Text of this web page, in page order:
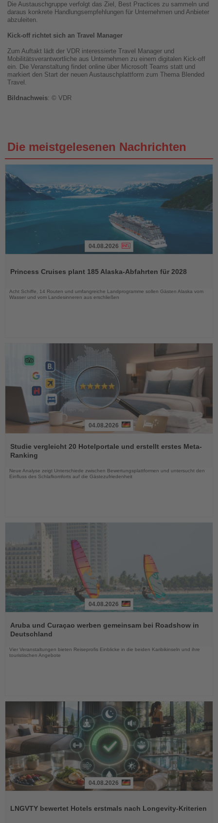
Die Austauschgruppe verfolgt das Ziel, Best Practices zu sammeln und
daraus konkrete Handlungsempfehlungen für Unternehmen und Anbieter
abzuleiten.
Kick-off richtet sich an Travel Manager
Zum Auftakt lädt der VDR interessierte Travel Manager und
Mobilitätsverantwortliche aus Unternehmen zu einem digitalen Kick-off
ein. Die Veranstaltung findet online über Microsoft Teams statt und
markiert den Start der neuen Austauschplattform zum Thema Blended
Travel.
Bildnachweis: © VDR
Die meistgelesenen Nachrichten
die
04.08.2026
Princess Cruises plant 185 Alaska-Abfahrten für 2028
Acht Schiffe, 14 Routen und umfangreiche Landprogramme sollen Gästen Alaska vom
Wasser und vom Landesinneren aus erschließen
Sie
die
Nachrichten
04.08.2026
Studie vergleicht 20 Hotelportale und erstellt erstes Meta-
Ranking
Neue Analyse zeigt Unterschiede zwischen Bewertungsplattformen und untersucht den
Einfluss des Schlafkomforts auf die Gästezufriedenheit
Sie
die
04.08.2026
Aruba und Curaçao werben gemeinsam bei Roadshow in
Deutschland
Vier Veranstaltungen bieten Reiseprofis Einblicke in die beiden Karibikinseln und ihre
touristischen Angebote
die
04.08.2026
LNGVTY bewertet Hotels erstmals nach Longevity-Kriterien